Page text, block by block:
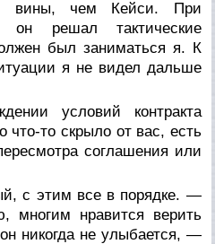
вины, чем Кейси. При
он решал тактические
был заниматься я. К
я не видел дальше
условий контракта
что-то скрыло от вас, есть
соглашения или
с этим все в порядке. —
многим нравится верить
никогда не улыбается, —